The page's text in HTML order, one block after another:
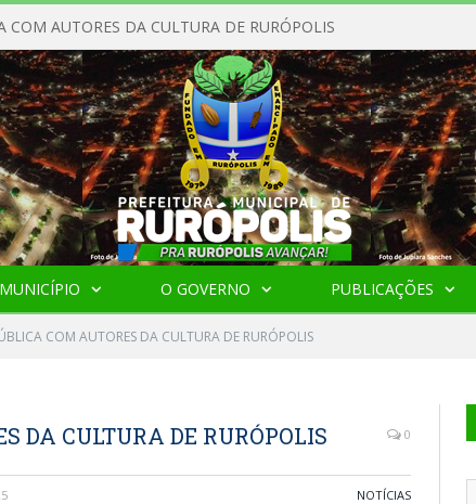
COM AUTORES DA CULTURA DE RURÓPOLIS
O GOVERNO PUBLICAÇÕES
COM AUTORES DA CULTURA DE RURÓPOLIS
DA CULTURA DE RURÓPOLIS 0
NOTÍCIAS